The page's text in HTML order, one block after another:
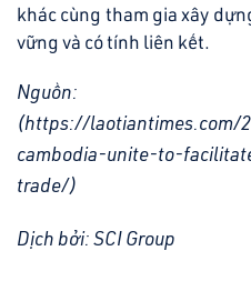
khác cùng tham gia xây
vững và có tính liên kết.
Nguồn:
(https://laotiantimes.com/
cambodia-unite-to-
trade/)
Dịch bởi: SCI Group